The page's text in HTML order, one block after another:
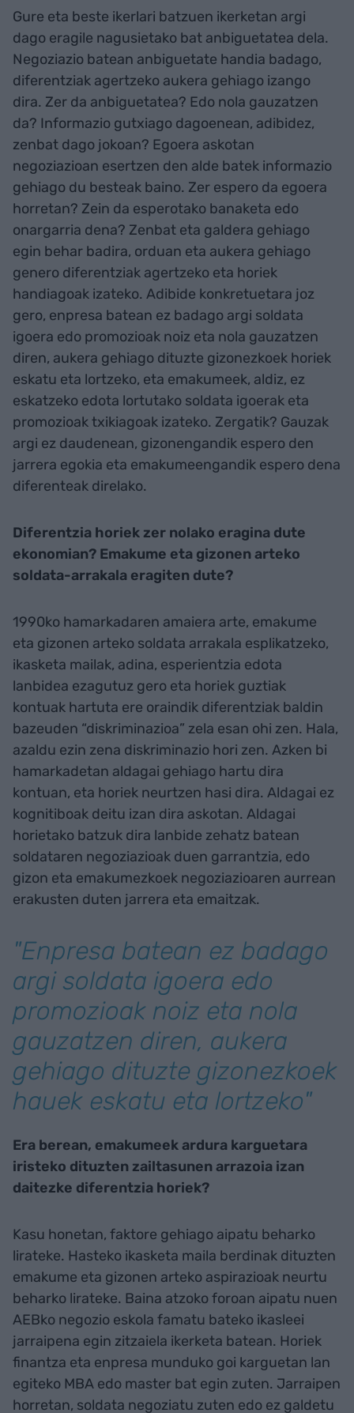
Gure eta beste ikerlari batzuen ikerketan argi
dago eragile nagusietako bat anbiguetatea dela.
Negoziazio batean anbiguetate handia badago,
diferentziak agertzeko aukera gehiago izango
dira. Zer da anbiguetatea? Edo nola gauzatzen
da? Informazio gutxiago dagoenean, adibidez,
zenbat dago jokoan? Egoera askotan
negoziazioan esertzen den alde batek informazio
gehiago du besteak baino. Zer espero da egoera
horretan? Zein da esperotako banaketa edo
onargarria dena? Zenbat eta galdera gehiago
egin behar badira, orduan eta aukera gehiago
genero diferentziak agertzeko eta horiek
handiagoak izateko. Adibide konkretuetara joz
gero, enpresa batean ez badago argi soldata
igoera edo promozioak noiz eta nola gauzatzen
diren, aukera gehiago dituzte gizonezkoek horiek
eskatu eta lortzeko, eta emakumeek, aldiz, ez
eskatzeko edota lortutako soldata igoerak eta
promozioak txikiagoak izateko. Zergatik? Gauzak
argi ez daudenean, gizonengandik espero den
jarrera egokia eta emakumeengandik espero dena
diferenteak direlako.
Diferentzia horiek zer nolako eragina dute
ekonomian? Emakume eta gizonen arteko
soldata-arrakala eragiten dute?
1990ko hamarkadaren amaiera arte, emakume
eta gizonen arteko soldata arrakala esplikatzeko,
ikasketa mailak, adina, esperientzia edota
lanbidea ezagutuz gero eta horiek guztiak
kontuak hartuta ere oraindik diferentziak baldin
bazeuden “diskriminazioa” zela esan ohi zen. Hala,
azaldu ezin zena diskriminazio hori zen. Azken bi
hamarkadetan aldagai gehiago hartu dira
kontuan, eta horiek neurtzen hasi dira. Aldagai ez
kognitiboak deitu izan dira askotan. Aldagai
horietako batzuk dira lanbide zehatz batean
soldataren negoziazioak duen garrantzia, edo
gizon eta emakumezkoek negoziazioaren aurrean
erakusten duten jarrera eta emaitzak.
"Enpresa batean ez badago
argi soldata igoera edo
promozioak noiz eta nola
gauzatzen diren, aukera
gehiago dituzte gizonezkoek
hauek eskatu eta lortzeko"
Era berean, emakumeek ardura karguetara
iristeko dituzten zailtasunen arrazoia izan
daitezke diferentzia horiek?
Kasu honetan, faktore gehiago aipatu beharko
lirateke. Hasteko ikasketa maila berdinak dituzten
emakume eta gizonen arteko aspirazioak neurtu
beharko lirateke. Baina atzoko foroan aipatu nuen
AEBko negozio eskola famatu bateko ikasleei
jarraipena egin zitzaiela ikerketa batean. Horiek
finantza eta enpresa munduko goi karguetan lan
egiteko MBA edo master bat egin zuten. Jarraipen
horretan, soldata negoziatu zuten edo ez galdetu